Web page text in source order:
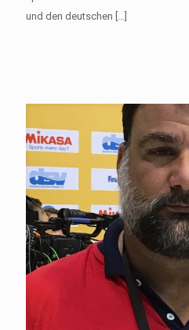
und den deutschen […]